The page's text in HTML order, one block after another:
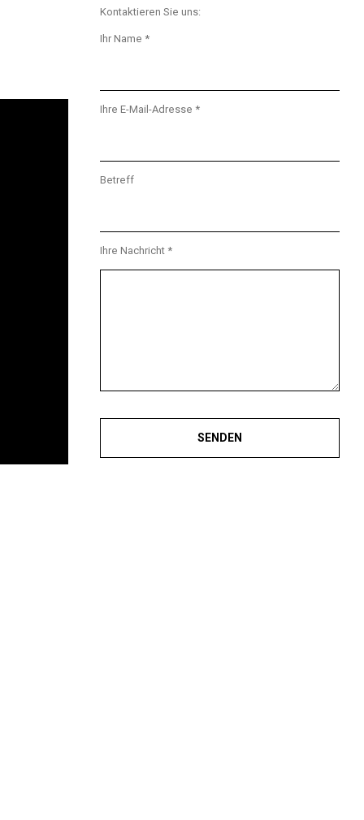
Kontaktieren Sie uns:
Ihr Name *
Ihre E-Mail-Adresse *
Betreff
Ihre Nachricht *